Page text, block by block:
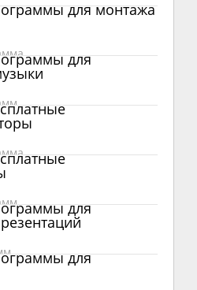
для монтажа
для
для
для